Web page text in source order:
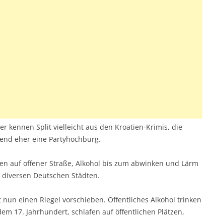
kennen Split vielleicht aus den Kroatien-Krimis, die
eher eine Partyhochburg.
auf offener Straße, Alkohol bis zum abwinken und Lärm
Deutschen Städten.
einen Riegel vorschieben. Öffentliches Alkohol trinken
17. Jahrhundert, schlafen auf öffentlichen Plätzen,